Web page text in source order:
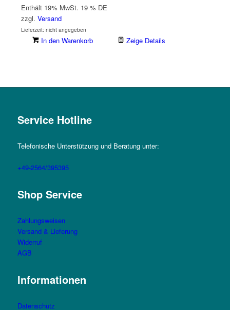
Enthält 19% MwSt. 19 % DE
zzgl. Versand
Lieferzeit: nicht angegeben
In den Warenkorb Zeige Details
Service Hotline
Telefonische Unterstützung und Beratung unter:
+49-2564/395395
Shop Service
Zahlungsweisen
Versand & Lieferung
Widerruf
AGB
Informationen
Datenschutz